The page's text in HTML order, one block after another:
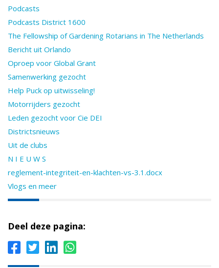
Podcasts
Podcasts District 1600
The Fellowship of Gardening Rotarians in The Netherlands
Bericht uit Orlando
Oproep voor Global Grant
Samenwerking gezocht
Help Puck op uitwisseling!
Motorrijders gezocht
Leden gezocht voor Cie DEI
Districtsnieuws
Uit de clubs
N I E U W S
reglement-integriteit-en-klachten-vs-3.1.docx
Vlogs en meer
Deel deze pagina: